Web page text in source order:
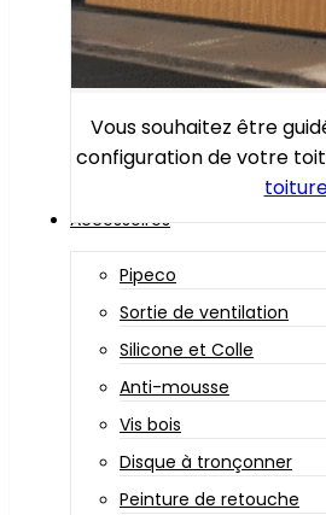
Vous souhaitez être
configuration de votre
Accessoires
Pipeco
Sortie de ventilation
Silicone et Colle
Anti-mousse
Vis bois
Disque à tronçonner
Peinture de retouche